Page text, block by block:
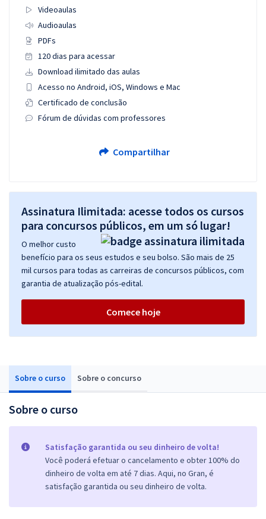
Sobre o curso Sobre o concurso
Sobre o curso
Satisfação garantida ou seu dinheiro de volta!
Você poderá efetuar o cancelamento e obter 100% do
dinheiro de volta em até 7 dias. Aqui, no Gran, é
satisfação garantida ou seu dinheiro de volta.
Videoaulas
Audioaulas
PDFs
120 dias para acessar
Download ilimitado das aulas
Acesso no Android, iOS, Windows e Mac
Certificado de conclusão
Fórum de dúvidas com professores
Compartilhar
Assinatura Ilimitada: acesse todos os cursos
para concursos públicos, em um só lugar!
O melhor custo
benefício para os seus estudos e seu bolso. São mais de 25
mil cursos para todas as carreiras de concursos públicos, com
garantia de atualização pós-edital.
Comece hoje